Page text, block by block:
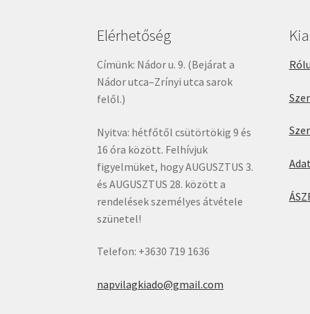
Elérhetőség
Címünk: Nádor u. 9. (Bejárat a
Nádor utca–Zrínyi utca sarok
felől.)
Nyitva: hétfőtől csütörtökig 9 és
16 óra között. Felhívjuk
figyelmüket, hogy AUGUSZTUS 3.
és AUGUSZTUS 28. között a
rendelések személyes átvétele
szünetel!
Telefon: +3630 719 1636
napvilagkiado@gmail.com